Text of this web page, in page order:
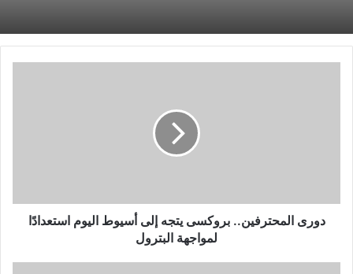
لمواجهة
البترول
دورى المحترفين.. بروكسى يتجه إلى أسيوط اليوم استعدادًا
لمواجهة البترول